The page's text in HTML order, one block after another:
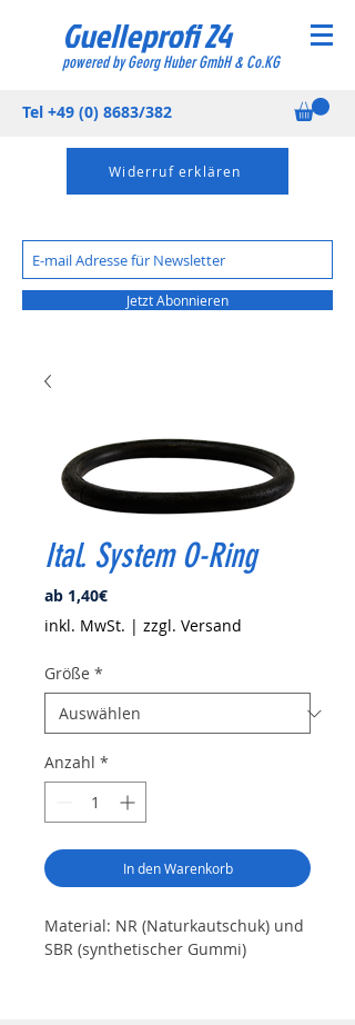
Guelleprofi 24
powered by Georg Huber GmbH & Co.KG
Tel +49 (0) 8683/382
Widerruf erklären
Jetzt Abonnieren
Ital. System O-Ring
ab 1,40€Sale-
Preis
inkl. MwSt. | zzgl. Versand
Größe *
Anzahl *
In den Warenkorb
Material: NR (Naturkautschuk) und
SBR (synthetischer Gummi)